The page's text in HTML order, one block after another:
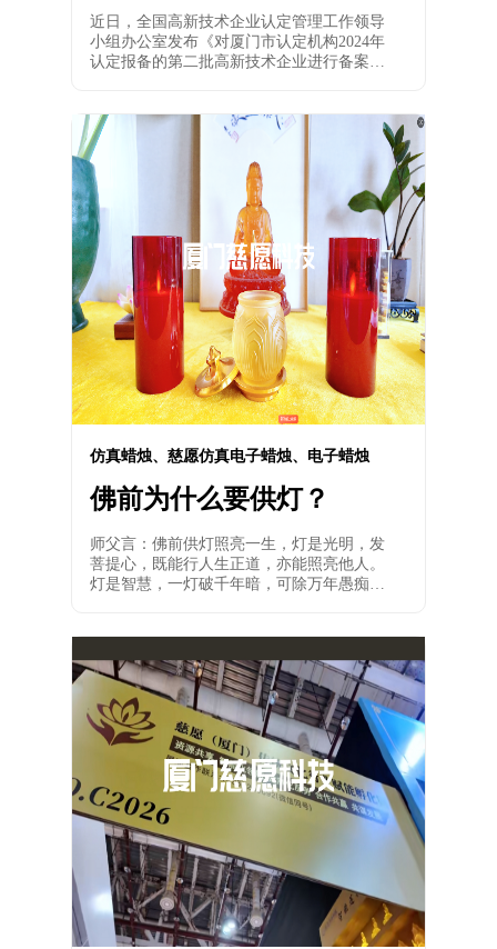
网络科技荣获“2024国家
级高新技术企业”称号
近日，全国高新技术企业认定管理工作领导
小组办公室发布《对厦门市认定机构2024年
认定报备的第二批高新技术企业进行备案的
仿真蜡烛、慈愿仿真电子蜡烛、电子蜡烛
佛前为什么要供灯？
师父言：佛前供灯照亮一生，灯是光明，发
菩提心，既能行人生正道，亦能照亮他人。
灯是智慧，一灯破千年暗，可除万年愚痴，